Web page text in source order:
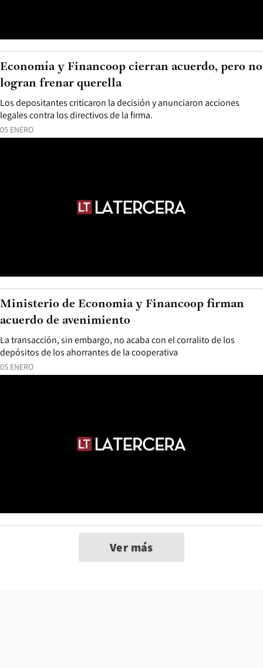
05 ENERO
Los depositantes criticaron la decisión y anunciaron acciones
legales contra los directivos de la firma.
Economía y Financoop cierran acuerdo, pero no
logran frenar querella
05 ENERO
La transacción, sin embargo, no acaba con el corralito de los
depósitos de los ahorrantes de la cooperativa
Ministerio de Economia y Financoop firman
acuerdo de avenimiento
Ver más